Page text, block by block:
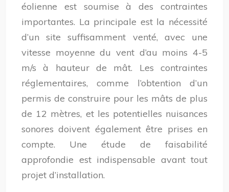
éolienne est soumise à des contraintes
importantes. La principale est la nécessité
d’un site suffisamment venté, avec une
vitesse moyenne du vent d’au moins 4-5
m/s à hauteur de mât. Les contraintes
réglementaires, comme l’obtention d’un
permis de construire pour les mâts de plus
de 12 mètres, et les potentielles nuisances
sonores doivent également être prises en
compte. Une étude de faisabilité
approfondie est indispensable avant tout
projet d’installation.